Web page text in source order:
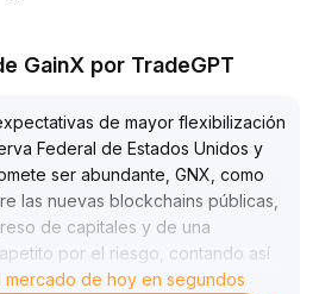
GainX por TradeGPT
de mayor flexibilización
Federal de Estados Unidos y
ser abundante, GNX, como
las nuevas blockchains públicas,
de capitales y de una
por el riesgo, contando así
impulso para avanzar.
mercado de hoy en segundos